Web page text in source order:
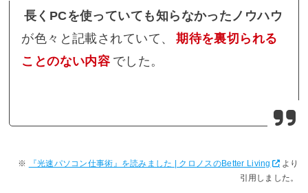
長くPCを使っていても知らなかったノウハウ
が色々と記載されていて、
期待を裏切られる
ことのない内容 でした。
『光速パソコン仕事術』を読みました | クロノスのBetter Living
より
引用しました。